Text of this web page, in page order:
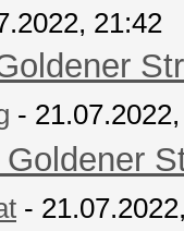
21:42
-
-